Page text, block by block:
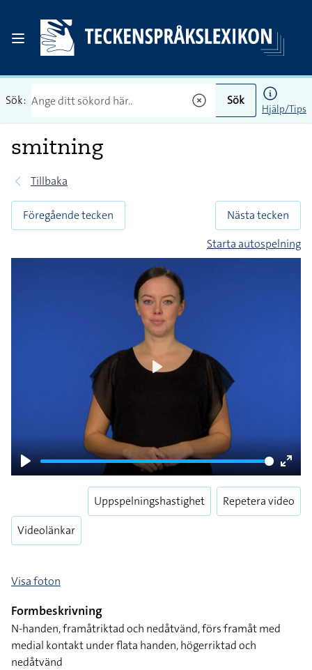
Sök: Sök
Hjälp/Tips
smitning
Tillbaka
Föregående tecken
Nästa tecken
Starta autospelning
Play
Enter
Videolänkar
Uppspelningshastighet Repetera video
Visa foton
Formbeskrivning
N-handen, framåtriktad och nedåtvänd, förs framåt med
medial kontakt under flata handen, högerriktad och
nedåtvänd